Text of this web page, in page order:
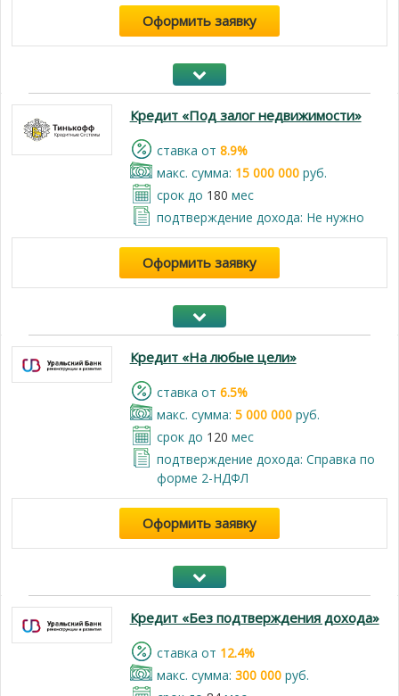
Оформить заявку
Кредит «Под залог недвижимости»
cтавка от 8.9%
макс. сумма: 15 000 000руб.
срок до 180 мес
подтверждение дохода: Не нужно
Оформить заявку
Кредит «На любые цели»
cтавка от 6.5%
макс. сумма: 5 000 000руб.
срок до 120 мес
подтверждение дохода: Справка по
форме 2-НДФЛ
Оформить заявку
Кредит «Без подтверждения дохода»
cтавка от 12.4%
макс. сумма: 300 000руб.